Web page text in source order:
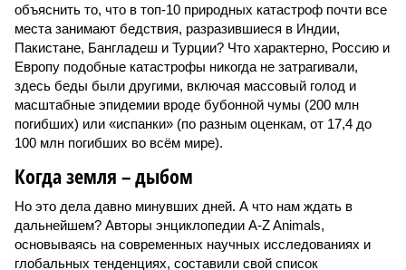
объяснить то, что в топ-10 природных катастроф почти все
места занимают бедствия, разразившиеся в Индии,
Пакистане, Бангладеш и Турции? Что характерно, Россию и
Европу подобные катастрофы никогда не затрагивали,
здесь беды были другими, включая массовый голод и
масштабные эпидемии вроде бубонной чумы (200 млн
погибших) или «испанки» (по разным оценкам, от 17,4 до
100 млн погибших во всём мире).
Когда земля – дыбом
Но это дела давно минувших дней. А что нам ждать в
дальнейшем? Авторы энциклопедии A-Z Animals,
основываясь на современных научных исследованиях и
глобальных тенденциях, составили свой список